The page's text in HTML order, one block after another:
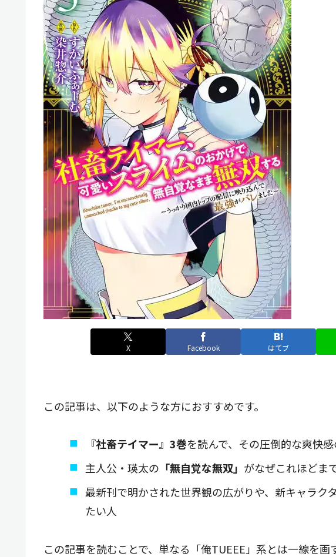
X Facebook はてブ
この記事は、以下のような方におすすめです。
『社畜テイマー』3巻を読んで、その圧倒的な爽快
主人公・瑛太の 「無自覚な無双」 がなぜこれほどま
最新刊で明かされた世界観の広がりや、新キャラク
たい人
この記事を読むことで、単なる「俺TUEEE」系とは一線を画